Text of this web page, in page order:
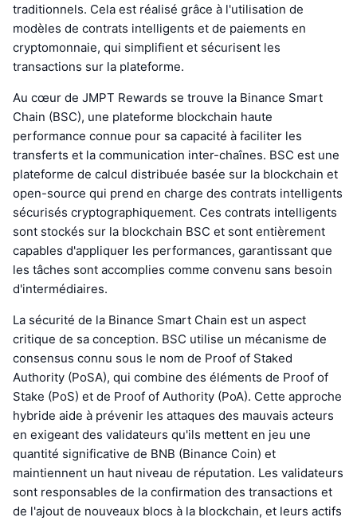
traditionnels. Cela est réalisé grâce à l'utilisation de
modèles de contrats intelligents et de paiements en
cryptomonnaie, qui simplifient et sécurisent les
transactions sur la plateforme.
Au cœur de JMPT Rewards se trouve la Binance Smart
Chain (BSC), une plateforme blockchain haute
performance connue pour sa capacité à faciliter les
transferts et la communication inter-chaînes. BSC est une
plateforme de calcul distribuée basée sur la blockchain et
open-source qui prend en charge des contrats intelligents
sécurisés cryptographiquement. Ces contrats intelligents
sont stockés sur la blockchain BSC et sont entièrement
capables d'appliquer les performances, garantissant que
les tâches sont accomplies comme convenu sans besoin
d'intermédiaires.
La sécurité de la Binance Smart Chain est un aspect
critique de sa conception. BSC utilise un mécanisme de
consensus connu sous le nom de Proof of Staked
Authority (PoSA), qui combine des éléments de Proof of
Stake (PoS) et de Proof of Authority (PoA). Cette approche
hybride aide à prévenir les attaques des mauvais acteurs
en exigeant des validateurs qu'ils mettent en jeu une
quantité significative de BNB (Binance Coin) et
maintiennent un haut niveau de réputation. Les validateurs
sont responsables de la confirmation des transactions et
de l'ajout de nouveaux blocs à la blockchain, et leurs actifs